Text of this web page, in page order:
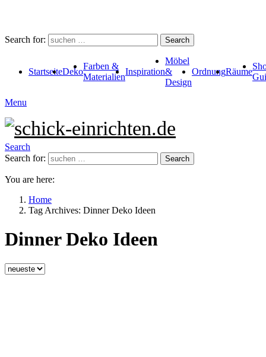
Search for: Search
StartseiteDeko
Farben &
Materialien
Inspiration
Möbel
&
Design
OrdnungRäume
Menu
Search
Search for:
Search
You are here:
Home
Tag Archives: Dinner Deko Ideen
Dinner Deko Ideen